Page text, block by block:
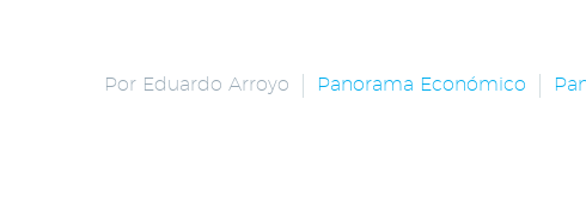
Por Eduardo Arroyo Panorama Económico